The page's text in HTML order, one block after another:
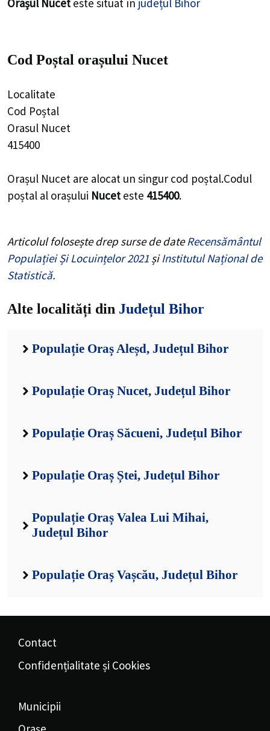
Orașul Nucet este situat în județul Bihor
Cod Poștal orașului Nucet
Localitate
Cod Poștal
Orasul Nucet
415400
Orașul Nucet are alocat un singur cod poștal.Codul
poștal al orașului Nucet este 415400.
Articolul folosește drep surse de dateRecensământul
Populației Și Locuințelor 2021 șiInstitutul Național de
Statistică.
Alte localități din Județul Bihor
Populație Oraș Aleșd, Județul Bihor
Populație Oraș Nucet, Județul Bihor
Populație Oraș Săcueni, Județul Bihor
Populație Oraș Ștei, Județul Bihor
Populație Oraș Valea Lui Mihai,
Județul Bihor
Populație Oraș Vașcău, Județul Bihor
Contact
Confidențialitate și Cookies
Municipii